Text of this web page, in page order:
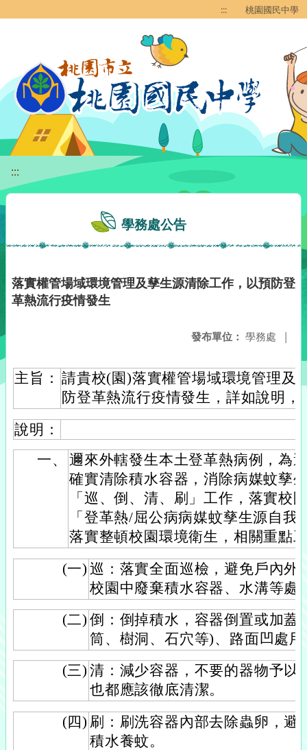
::: 桃園國民中學
:::
學務處公告
落實權管場域環境管理及孳生源清除工作，以預防登
革熱流行疫情發生
發布單位： 學務處 |
主旨： 請貴校(園)落實權管場域環境管理及
防登革熱流行疫情發生，詳如說明，
說明：
一、
邇來外轄發生本土登革熱病例，為
確實清除積水容器，消除病媒蚊孳
「巡、倒、清、刷」工作，落實校
「登革熱/屈公病病媒蚊孳生源自
落實整頓校園環境衛生，相關重點
(一) 巡：落實全面巡檢，避免戶內外
校園中廢棄積水容器、水溝等處
(二) 倒：倒掉積水，容器倒置或加蓋
筒、樹洞、石穴等)、路面凹處
(三) 清：減少容器，不要的器物予以
也都應該徹底清潔。
(四) 刷：刷洗容器內部去除蟲卵，避
積水養蚊。